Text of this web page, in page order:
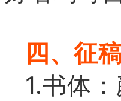
四、征
1.书体